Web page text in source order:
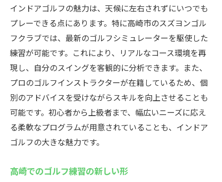
スズヨンが選ばれる理由に迫る
インストラクターの質と指導力
最新シミュレーターの魅力とは
スズヨンでの健康維持方法
インドアゴルフスクールスズヨンで技術向上
技術向上をサポートする環境
初心者でも安心のインドアスクール
プロのアドバイスでスイング改善
効果的な練習メニューの紹介
スズヨンのスクールが選ばれる理由
インドアゴルフの魅力は、天候に左右されずにいつでも
プレーできる点にあります。特に高崎市のスズヨンゴル
フクラブでは、最新のゴルフシミュレーターを駆使した
練習が可能です。これにより、リアルなコース環境を再
現し、自分のスイングを客観的に分析できます。また、
プロのゴルフインストラクターが在籍しているため、個
別のアドバイスを受けながらスキルを向上させることも
可能です。初心者から上級者まで、幅広いニーズに応え
る柔軟なプログラムが用意されていることも、インドア
ゴルフの大きな魅力です。
高崎でのゴルフ練習の新しい形